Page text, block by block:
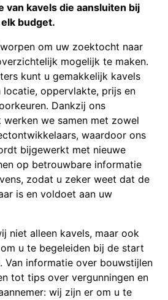
van kavels die aansluiten bij
budget.
om uw zoektocht naar
mogelijk te maken.
kunt u gemakkelijk kavels
locatie, oppervlakte, prijs en
Dankzij ons
we samen met zowel
waardoor ons
bijgewerkt met nieuwe
op betrouwbare informatie
zodat u zeker weet dat de
is en voldoet aan uw
niet alleen kavels, maar ook
u te begeleiden bij de start
Van informatie over bouwstijlen
tot tips over vergunningen en
wij zijn er om u te